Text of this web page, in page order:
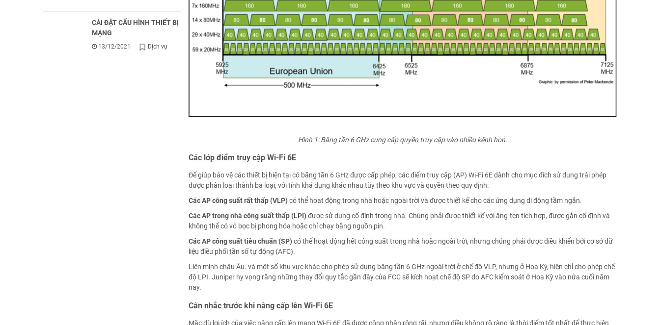
CÀI ĐẶT CẤU HÌNH THIẾT BỊ
MẠNG
13/12/2021 Dịch vụ
Hình 1: Băng tần 6 GHz cung cấp quyền truy cập vào nhiều kênh hơn.
Các lớp điểm truy cập Wi-Fi 6E
Để giúp bảo vệ các thiết bị hiện tại có băng tần 6 GHz được cấp phép, các điểm truy cập (AP) Wi-Fi 6E dành cho mục đích sử dụng trái phép
được phân loại thành ba loại, với tính khả dụng khác nhau tùy theo khu vực và quyền theo quy định:
Các AP công suất rất thấp (VLP) có thể hoạt động trong nhà hoặc ngoài trời và được thiết kế cho các ứng dụng di động tầm ngắn.
Các AP trong nhà công suất thấp (LPI) được sử dụng cố định trong nhà. Chúng phải được thiết kế với ăng-ten tích hợp, được gắn cố định và
không thể có vỏ bọc bị phong hóa hoặc chỉ chạy bằng nguồn pin.
Các AP công suất tiêu chuẩn (SP) có thể hoạt động hết công suất trong nhà hoặc ngoài trời, nhưng chúng phải được điều khiển bởi cơ sở dữ
liệu điều phối tần số tự động (AFC).
Liên minh châu Âu. và một số khu vực khác cho phép sử dụng băng tần 6 GHz ngoài trời ở chế độ VLP, nhưng ở Hoa Kỳ, hiện chỉ cho phép chế
độ LPI. Juniper hy vọng rằng những thay đổi quy tắc gần đây của FCC sẽ kích hoạt chế độ SP do AFC kiểm soát ở Hoa Kỳ vào nửa cuối năm
nay.
Cân nhắc trước khi nâng cấp lên Wi-Fi 6E
Mặc dù lợi ích của việc nâng cấp lên mạng Wi-Fi 6E đã được công nhận rộng rãi, nhưng điều không rõ ràng là thời điểm tốt nhất để thực hiện